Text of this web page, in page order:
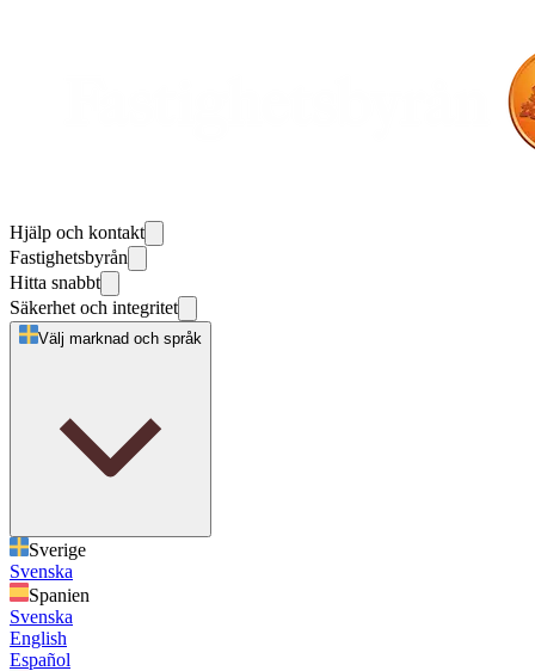
Hjälp och kontakt
Fastighetsbyrån
Hitta snabbt
Säkerhet och integritet
Välj marknad och språk
Sverige
Svenska
Spanien
Svenska
English
Español